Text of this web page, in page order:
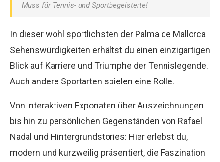
Muss für Tennis- und Sportbegeisterte!
In dieser wohl sportlichsten der Palma de Mallorca
Sehenswürdigkeiten erhältst du einen einzigartigen
Blick auf Karriere und Triumphe der Tennislegende.
Auch andere Sportarten spielen eine Rolle.
Von interaktiven Exponaten über Auszeichnungen
bis hin zu persönlichen Gegenständen von Rafael
Nadal und Hintergrundstories: Hier erlebst du,
modern und kurzweilig präsentiert, die Faszination